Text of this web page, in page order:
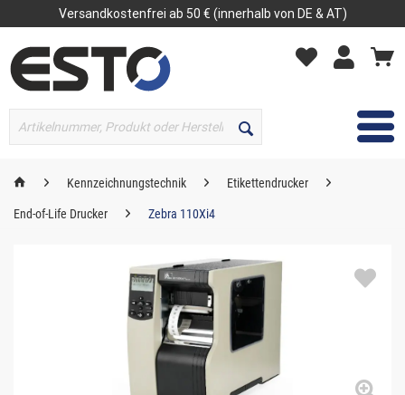
Versandkostenfrei ab 50 € (innerhalb von DE & AT)
MENÜ
Kennzeichnungstechnik Etikettendrucker
End-of-Life Drucker Zebra 110Xi4